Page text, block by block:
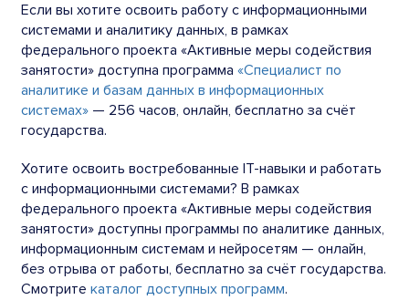
Если вы хотите освоить работу с информационными
системами и аналитику данных, в рамках
федерального проекта «Активные меры содействия
занятости» доступна программа «Специалист по
аналитике и базам данных в информационных
системах» — 256 часов, онлайн, бесплатно за счёт
государства.
Хотите освоить востребованные IT-навыки и работать
с информационными системами? В рамках
федерального проекта «Активные меры содействия
занятости» доступны программы по аналитике данных,
информационным системам и нейросетям — онлайн,
без отрыва от работы, бесплатно за счёт государства.
Смотрите каталог доступных программ.